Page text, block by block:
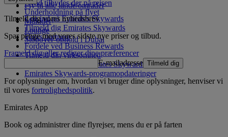
Fly til alle lande/områder
Hvad tilbydes der på rejsen
Underholdning på flyet
Måltider
Lounge
Stopover-ophold i Dubai
Log ind på Emirates Skywards
Tilmeld dig Emirates Skywards
Vores partnere
Fordele ved Business Rewards
Tilmeld din virksomhed
Programregler for Emirates Skywards
Emirates Skywards-programopdateringer
Tilmeld dig vores nyhedsbrev
Spar penge med vores sidste nye priser og tilbud.
Frameld dig eller rediger dine præferencer
E-mailadresse Tilmeld dig
For oplysninger om, hvordan vi bruger dine oplysninger, henviser vi
til vores fortrolighedspolitik.
Emirates App
Book og administrer dine flyrejser, mens du er på farten